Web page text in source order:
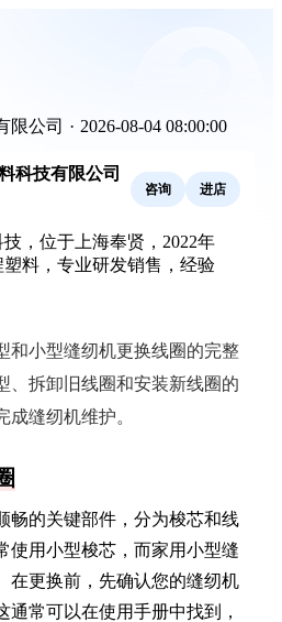
限公司 · 2026-08-04 08:00:00
科技有限公司
咨询 进店
技，位于上海奉贤，2022年
料，专业研发销售，经验
和小型缝纫机更换线圈的完整
、拆卸旧线圈和安装新线圈的
缝纫机维护。
畅的关键部件，分为梭芯和线
使用小型梭芯，而家用小型缝
在更换前，先确认您的缝纫机
通常可以在使用手册中找到，